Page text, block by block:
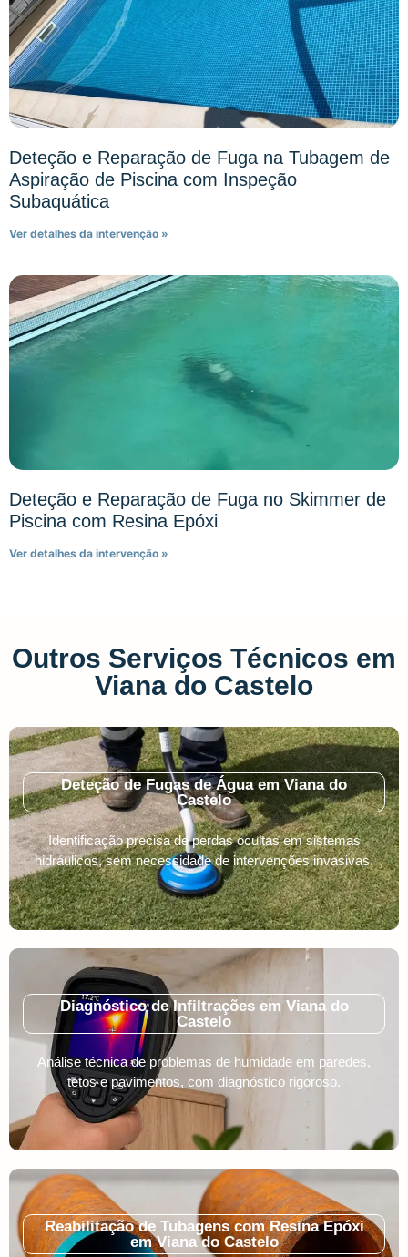
Deteção e Reparação de Fuga na Tubagem de
Aspiração de Piscina com Inspeção
Subaquática
Ver detalhes da intervenção »
Deteção e Reparação de Fuga no Skimmer de
Piscina com Resina Epóxi
Ver detalhes da intervenção »
Outros Serviços Técnicos em
Viana do Castelo
Deteção de Fugas de Água em Viana do
Castelo
Identificação precisa de perdas ocultas em sistemas
hidráulicos, sem necessidade de intervenções invasivas.
Diagnóstico de Infiltrações em Viana do
Castelo
Análise técnica de problemas de humidade em paredes,
tetos e pavimentos, com diagnóstico rigoroso.
Reabilitação de Tubagens com Resina Epóxi
em Viana do Castelo